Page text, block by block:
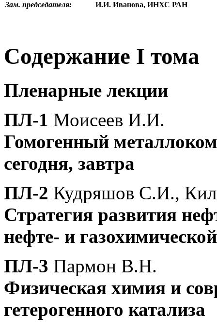
Зам. председателя:
И.И. Иванова, ИНХС РАН
Содержание I тома
Пленарные лекции
ПЛ-1 Моисеев И.И.
Гомогенный
сегодня, завтра
ПЛ-2 Кудряшов С.И.,
Стратегия развития
нефте- и
ПЛ-3 Пармон В.Н.
Физическая химия и
гетерогенного катализа